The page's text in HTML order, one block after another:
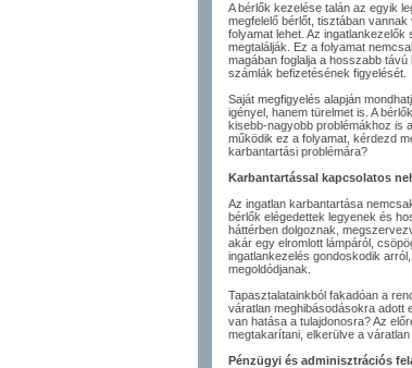
A bérlők kezelése talán az egyik
megfelelő bérlőt, tisztában
folyamat lehet. Az
megtalálják. Ez a folyamat
magában foglalja a hosszabb
számlák befizetésének figyelését.
Saját megfigyelés alapján
igényel, hanem türelmet is. A
kisebb-nagyobb problémákhoz is
működik ez a folyamat, kérdezd
karbantartási problémára?
Karbantartással kapcsolatos
Az ingatlan karbantartása
bérlők elégedettek legyenek és
háttérben dolgoznak,
akár egy elromlott lámpáról,
ingatlankezelés gondoskodik
megoldódjanak.
Tapasztalatainkból fakadóan a
váratlan meghibásodásokra adott
van hatása a tulajdonosra? Az
megtakarítani, elkerülve a
Pénzügyi és adminisztrációs